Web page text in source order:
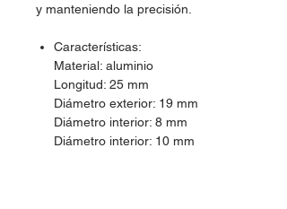
y manteniendo la precisión.
Características:
Material: aluminio
Longitud: 25 mm
Diámetro exterior: 19 mm
Diámetro interior: 8 mm
Diámetro interior: 10 mm